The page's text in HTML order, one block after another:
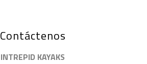
Contáctenos
INTREPID KAYAKS